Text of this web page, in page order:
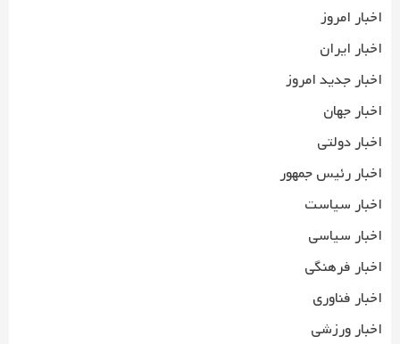
اخبار امروز
اخبار ایران
اخبار جدید امروز
اخبار جهان
اخبار دولتی
اخبار رئیس جمهور
اخبار سیاست
اخبار سیاسی
اخبار فرهنگی
اخبار فناوری
اخبار ورزشی